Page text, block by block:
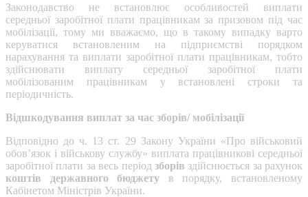
Законодавство не встановлює особливостей виплати
середньої заробітної плати працівникам за призовом під час
мобілізації, тому ми вважаємо, що в такому випадку варто
керуватися встановленим на підприємстві порядком
нарахування та виплати заробітної плати працівникам, тобто
здійснювати виплату середньої заробітної плати
мобілізованим працівникам у встановлені строки та
періодичність.
Відшкодування виплат за час зборів/ мобілізації
Відповідно до ч. 13 ст. 29 Закону України «Про військовий
обов’язок і військову службу» виплата працівникові середньої
заробітної плати за весь період зборів здійснюється за рахунок
коштів державного бюджету в порядку, встановленому
Кабінетом Міністрів України.